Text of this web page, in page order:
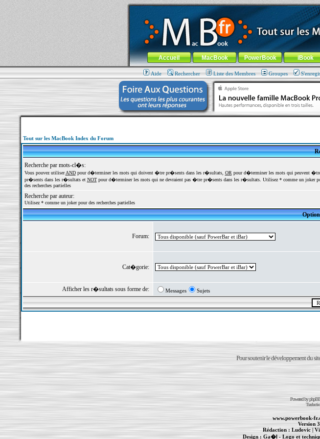
MacBook-fr.com : 100% Apple... 100% nomade !
Aller au contenu-Aller au menu général-Aller au menu de la
Menu général
Accueil MacBook PowerBook iBook
Aide Rechercher Liste des Membres Groupes
Tout sur les MacBook Index du Forum
Recherche par mots-cl�s:
Vous pouvez utiliserANDpour d�terminer les mots qui doivent �tre pr�sents dans les r�sultats, OR pour d�terminer les mots qui peuvent
pr�sents dans les r�sultats et NOTpour d�terminer les mots qui ne devraient pas �tre pr�sents dans les r�sultats. Utilisez * comme un joker
des recherches partielles
Recherche par auteur:
Utilisez * comme un joker pour des recherches partielles
Forum:
Cat�gorie:
Afficher les r�sultats sous forme de: Messages Sujets
Pour soutenir le développement du
Powered by
www.powerbook-
Version
Rédaction :Ludovic|
Design : Ga�l - Logo et